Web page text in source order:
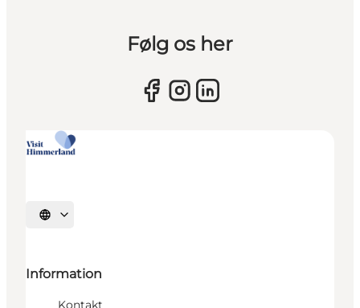
Følg os her
Sprache auswählen
Information
Kontakt